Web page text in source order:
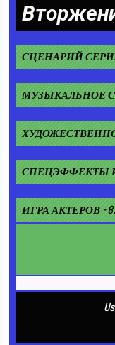
СЦЕНАРИЙ
МУЗЫКАЛЬНОЕ
СПЕЦЭФФЕКТЫ И
ИГРА АКТЕРОВ -